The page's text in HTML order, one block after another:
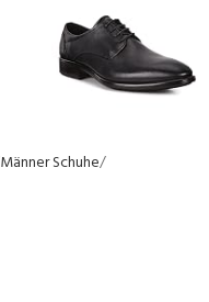
Männer Schuhe